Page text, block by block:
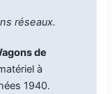
réseaux.
de
à
1940.